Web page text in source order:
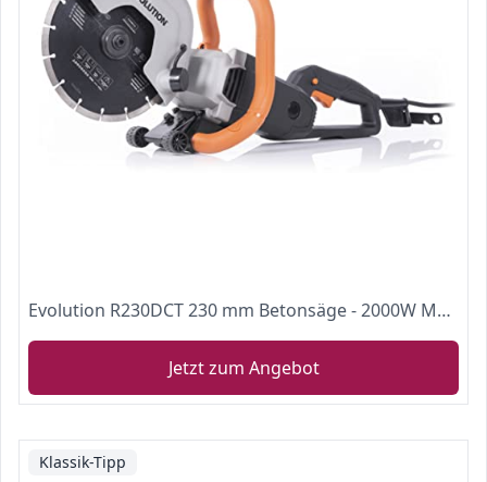
Evolution R230DCT 230 mm Betonsäge - 2000W Motor, kein Gas, 90 mm Schnitt, inkl. Diamantblatt für Mauerwerk
Jetzt zum Angebot
Klassik-Tipp